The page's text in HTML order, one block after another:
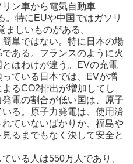
ン車から電気自動車
。特にEUや中国ではガソリ
しいものがある。
単ではない。特に日本の場
ある。フランスのように火
はわけが違う。EVの充電
ている日本では、EVが増
るCO2排出が増加してし
電の割合が低い国は、原子
る。原子力発電は、使用済
ていないばかりか、福島や
るまでもなく決して安全と
いる人は550万人であり、